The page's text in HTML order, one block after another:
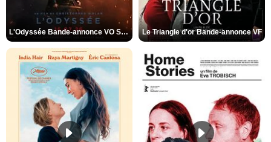
L'Odyssée Bande-annonce VO STFR Le Triangle d'or Bande-annonce VF